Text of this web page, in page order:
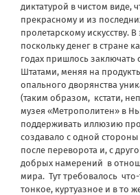
диктатурой в чистом виде,
прекрасному и из
пролетарскому искусству.
поскольку денег в стране
годах пришлось
Штатами, меняя на
опального дворянства
(таким образом, кстати,
музея «Метрополитен» в
поддерживать иллюзию
создавало с одной
после переворота и, с
добрых намерений в
мира. Тут требовалось
тонкое, куртуазное и в то